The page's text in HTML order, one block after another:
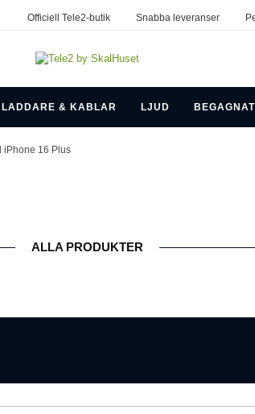
Officiell Tele2-butik Snabba leveranser
LADDARE & KABLAR LJUD BEGAGNAT
iPhone 16 Plus
ALLA PRODUKTER